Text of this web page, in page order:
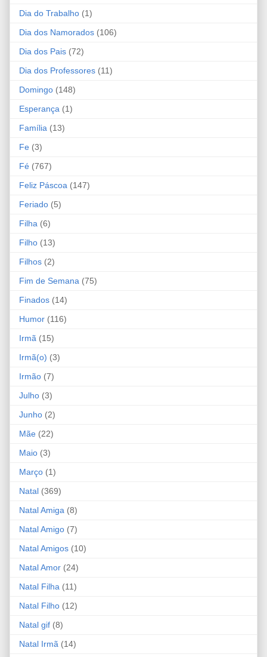
Dia do Trabalho (1)
Dia dos Namorados (106)
Dia dos Pais (72)
Dia dos Professores (11)
Domingo (148)
Esperança (1)
Família (13)
Fe (3)
Fé (767)
Feliz Páscoa (147)
Feriado (5)
Filha (6)
Filho (13)
Filhos (2)
Fim de Semana (75)
Finados (14)
Humor (116)
Irmã (15)
Irmã(o) (3)
Irmão (7)
Julho (3)
Junho (2)
Mãe (22)
Maio (3)
Março (1)
Natal (369)
Natal Amiga (8)
Natal Amigo (7)
Natal Amigos (10)
Natal Amor (24)
Natal Filha (11)
Natal Filho (12)
Natal gif (8)
Natal Irmã (14)